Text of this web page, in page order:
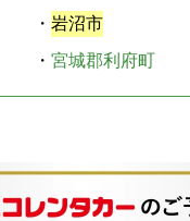
・ 岩沼市
・ 宮城郡利府町